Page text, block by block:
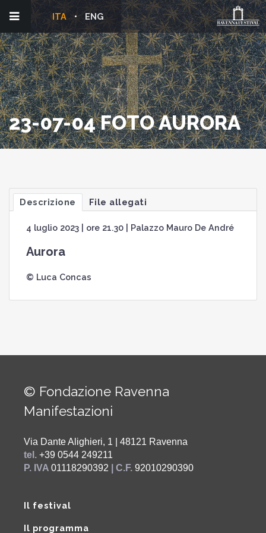
ENG
ITA
23-07-04 FOTO AURORA
Descrizione File allegati
4 luglio 2023 | ore 21.30 | Palazzo Mauro De André
Aurora
© Luca Concas
© Fondazione Ravenna
Manifestazioni
Via Dante Alighieri, 1 | 48121 Ravenna
tel. +39 0544 249211
P. IVA 01118290392 | C.F. 92010290390
Il festival
Il programma